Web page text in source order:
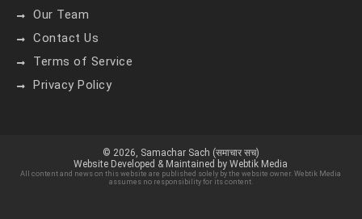
Our Team
Contact Us
Terms of Service
Privacy Policy
© 2026, Samachar Sach (समाचार सच)
Website Developed & Maintained by Webtik Media
All content and news on this website are published solely by the website owner. Webtik Media
assumes no responsibility for its content.